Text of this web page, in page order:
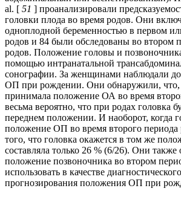
al. [ 51 ] проанализировали
головки плода во время родов. Они
одноплодной беременностью в первом
родов и 84 были обследованы во втором
родов. Положение головы и
помощью интранатальной
сонографии. За женщинами наблюдали
ОП при рождении. Они обнаружили, что,
принимала положение ОА во время
весьма вероятно, что при родах головка
переднем положении. И наоборот, когда
положение ОП во время второго периода
того, что головка окажется в том же
составляла только 26 % (6/26). Они
положение позвоночника во втором
использовать в качестве
прогнозирования положения ОП при